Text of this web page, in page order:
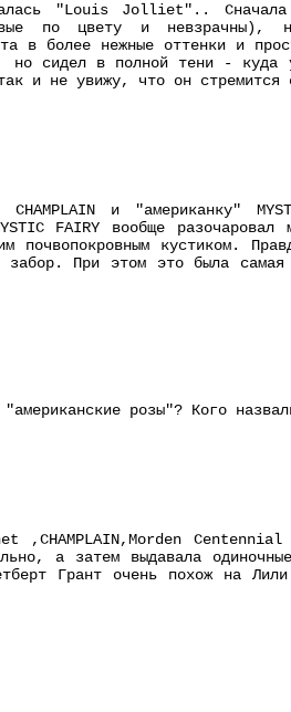
"Louis Jolliet".. Сначала
по цвету и
в более нежные оттенки и
но сидел в полной тени - куда
и не увижу, что он стремится
и "американку"
FAIRY вообще
почвопокровным кустиком.
забор. При этом это была
розы"? Кого
,CHAMPLAIN,Morden
а затем выдавала
Грант очень похож на